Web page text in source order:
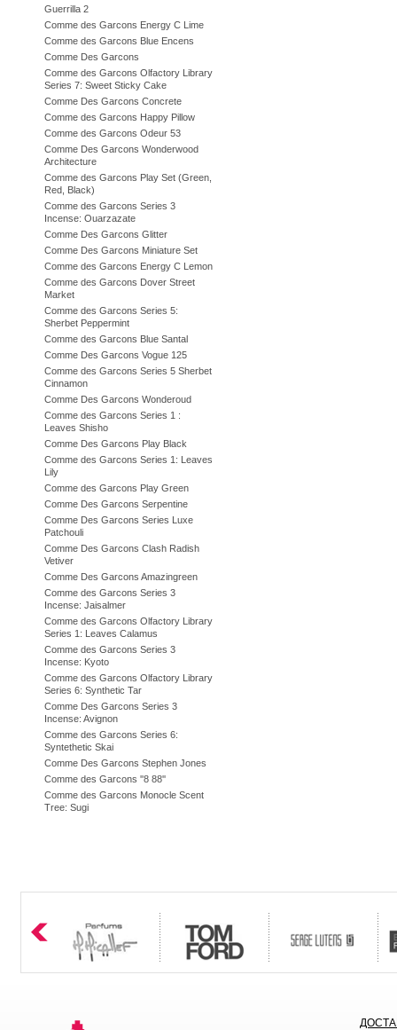
Guerrilla 2
Comme des Garcons Energy C Lime
Comme des Garcons Blue Encens
Comme Des Garcons
Comme des Garcons Olfactory Library
Series 7: Sweet Sticky Cake
Comme Des Garcons Concrete
Comme des Garcons Happy Pillow
Comme des Garcons Odeur 53
Comme Des Garcons Wonderwood
Architecture
Comme des Garcons Play Set (Green,
Red, Black)
Comme des Garcons Series 3
Incense: Ouarzazate
Comme Des Garcons Glitter
Comme Des Garcons Miniature Set
Comme des Garcons Energy C Lemon
Comme des Garcons Dover Street
Market
Comme des Garcons Series 5:
Sherbet Peppermint
Comme des Garcons Blue Santal
Comme Des Garcons Vogue 125
Comme des Garcons Series 5 Sherbet
Cinnamon
Comme Des Garcons Wonderoud
Comme des Garcons Series 1 :
Leaves Shisho
Comme Des Garcons Play Black
Comme des Garcons Series 1: Leaves
Lily
Comme des Garcons Play Green
Comme Des Garcons Serpentine
Comme Des Garcons Series Luxe
Patchouli
Comme Des Garcons Clash Radish
Vetiver
Comme Des Garcons Amazingreen
Comme des Garcons Series 3
Incense: Jaisalmer
Comme des Garcons Olfactory Library
Series 1: Leaves Calamus
Comme des Garcons Series 3
Incense: Kyoto
Comme des Garcons Olfactory Library
Series 6: Synthetic Tar
Comme Des Garcons Series 3
Incense: Avignon
Comme des Garcons Series 6:
Syntethetic Skai
Comme Des Garcons Stephen Jones
Comme des Garcons ''8 88''
Comme des Garcons Monocle Scent
Tree: Sugi